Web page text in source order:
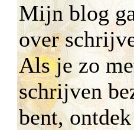
Mijn blog
over
Als je zo
schrijven
bent,